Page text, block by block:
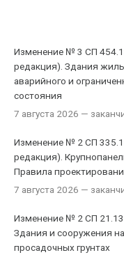
Изменение № 3 СП
редакция). Здания
аварийного и
состояния
7 августа 2026 —
Изменение № 2 СП
редакция).
Правила
7 августа 2026 —
Изменение № 2 СП
Здания и сооружения
просадочных грунтах